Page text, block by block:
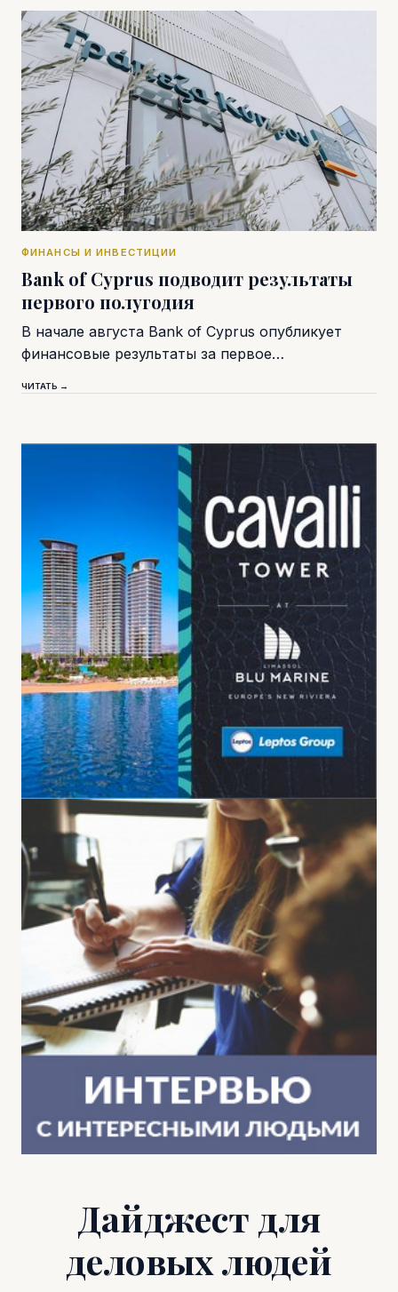
ФИНАНСЫ И ИНВЕСТИЦИИ
Bank of Cyprus подводит результаты
первого полугодия
В начале августа Bank of Cyprus опубликует
финансовые результаты за первое…
ЧИТАТЬ →
Дайджест для
деловых людей